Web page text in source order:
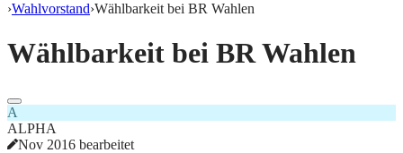
›Wahlvorstand›Wählbarkeit bei BR Wahlen
Wählbarkeit bei BR Wahlen
A
ALPHA
Nov 2016 bearbeitet